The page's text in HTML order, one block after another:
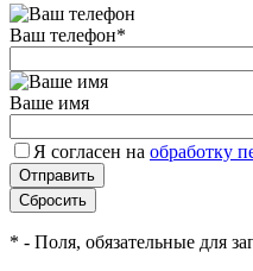
Ваш телефон*
Ваше имя
Я согласен на обработку
* - Поля, обязательные для